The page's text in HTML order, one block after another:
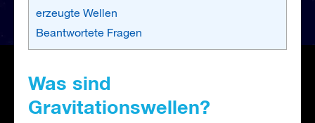
erzeugte Wellen
Beantwortete Fragen
Was sind
Gravitationswellen?